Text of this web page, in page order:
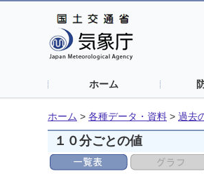
ホーム
ホーム > 各種データ・資料 > 過去
１０分ごとの値